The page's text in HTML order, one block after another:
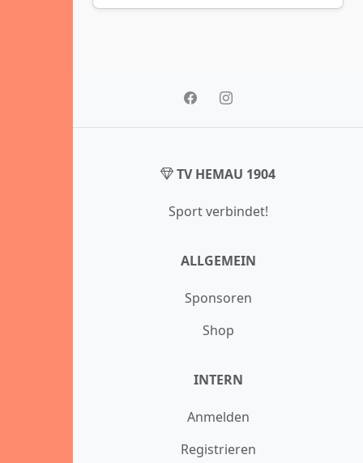
TV HEMAU 1904
Sport verbindet!
ALLGEMEIN
Sponsoren
Shop
INTERN
Anmelden
Registrieren